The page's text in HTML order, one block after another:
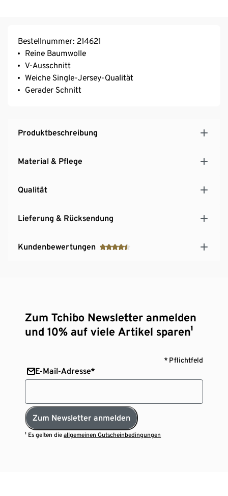
Bestellnummer: 214621
Reine Baumwolle
V-Ausschnitt
Weiche Single-Jersey-Qualität
Gerader Schnitt
Produktbeschreibung
Material & Pflege
Qualität
Lieferung & Rücksendung
Kundenbewertungen
Zum Tchibo Newsletter anmelden
und 10% auf viele Artikel sparen¹
* Pflichtfeld
E-Mail-Adresse*
Zum Newsletter anmelden
¹ Es gelten dieallgemeinen Gutscheinbedingungen